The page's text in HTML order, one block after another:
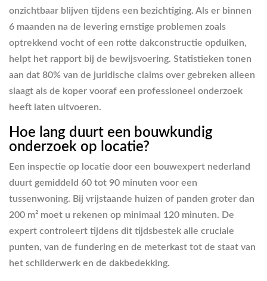
onzichtbaar blijven tijdens een bezichtiging. Als er binnen
6 maanden na de levering ernstige problemen zoals
optrekkend vocht of een rotte dakconstructie opduiken,
helpt het rapport bij de bewijsvoering. Statistieken tonen
aan dat 80% van de juridische claims over gebreken alleen
slaagt als de koper vooraf een professioneel onderzoek
heeft laten uitvoeren.
Hoe lang duurt een bouwkundig
onderzoek op locatie?
Een inspectie op locatie door een bouwexpert nederland
duurt gemiddeld 60 tot 90 minuten voor een
tussenwoning. Bij vrijstaande huizen of panden groter dan
200 m² moet u rekenen op minimaal 120 minuten. De
expert controleert tijdens dit tijdsbestek alle cruciale
punten, van de fundering en de meterkast tot de staat van
het schilderwerk en de dakbedekking.